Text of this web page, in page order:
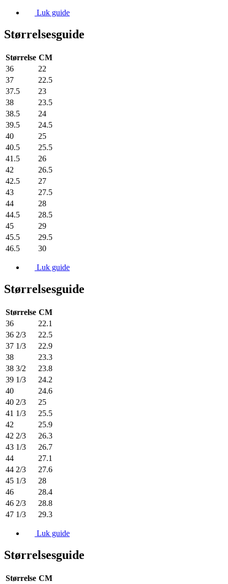
Luk guide
Størrelsesguide
Størrelse CM
36
22
37
22.5
37.5
23
38
23.5
38.5
24
39.5
24.5
40
25
40.5
25.5
41.5
26
42
26.5
42.5
27
43
27.5
44
28
44.5
28.5
45
29
45.5
29.5
46.5
30
Luk guide
Størrelsesguide
Størrelse CM
36
22.1
36 2/3
22.5
37 1/3
22.9
38
23.3
38 3/2
23.8
39 1/3
24.2
40
24.6
40 2/3
25
41 1/3
25.5
42
25.9
42 2/3
26.3
43 1/3
26.7
44
27.1
44 2/3
27.6
45 1/3
28
46
28.4
46 2/3
28.8
47 1/3
29.3
Luk guide
Størrelsesguide
Størrelse CM